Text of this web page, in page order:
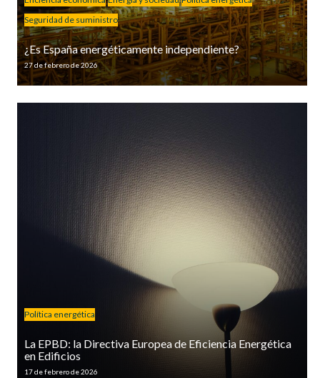
Seguridad de suministro
¿Es España energéticamente independiente?
27 de febrero de 2026
Política energética
La EPBD: la Directiva Europea de Eficiencia Energética
en Edificios
17 de febrero de 2026